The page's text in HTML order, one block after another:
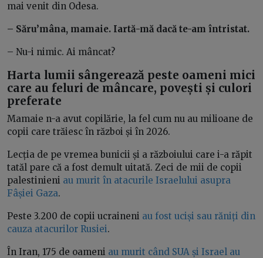
mai venit din Odesa.
– Săru’mâna, mamaie. Iartă-mă dacă te-am întristat.
– Nu-i nimic. Ai mâncat?
Harta lumii sângerează peste oameni mici
care au feluri de mâncare, povești și culori
preferate
Mamaie n-a avut copilărie, la fel cum nu au milioane de
copii care trăiesc în război și în 2026.
Lecția de pe vremea bunicii și a războiului care i-a răpit
tatăl pare că a fost demult uitată. Zeci de mii de copii
palestinieni au murit în atacurile Israelului asupra
Fâșiei Gaza.
Peste 3.200 de copii ucraineni au fost uciși sau răniți din
cauza atacurilor Rusiei.
În Iran, 175 de oameni au murit când SUA și Israel au